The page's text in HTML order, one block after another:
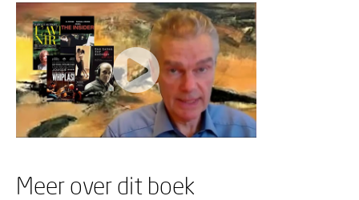
Meer over dit boek